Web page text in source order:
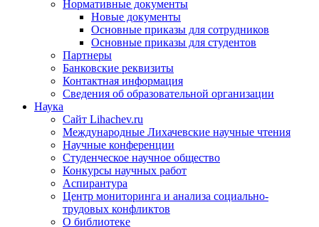
Нормативные документы
Новые документы
Основные приказы для сотрудников
Основные приказы для студентов
Партнеры
Банковские реквизиты
Контактная информация
Сведения об образовательной организации
Наука
Сайт Lihachev.ru
Международные Лихачевские научные чтения
Научные конференции
Студенческое научное общество
Конкурсы научных работ
Аспирантура
Центр мониторинга и анализа социально-
трудовых конфликтов
О библиотеке